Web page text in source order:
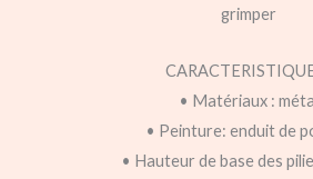
grimper
• Matériaux :
• Peinture: enduit de
• Hauteur de base des